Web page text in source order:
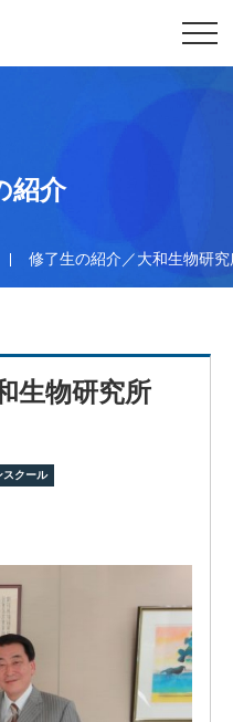
修了生の紹介／大和生物研究
紹介
生物研究所
スクール